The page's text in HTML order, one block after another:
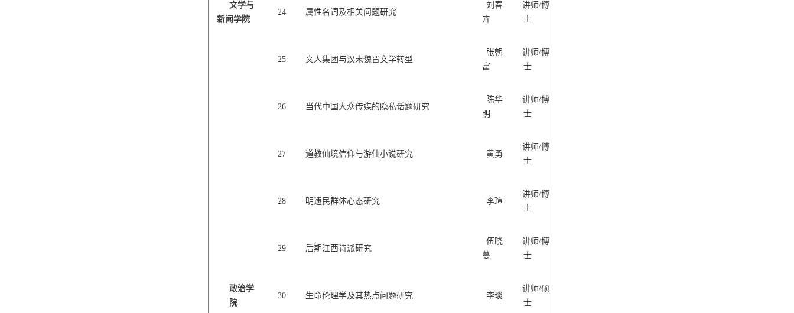
文学与
新闻学院
24 属性名词及相关问题研究
刘春
卉
讲师/博
士
25 文人集团与汉末魏晋文学转型
张朝
富
讲师/博
士
26 当代中国大众传媒的隐私话题研究
陈华
明
讲师/博
士
27 道教仙境信仰与游仙小说研究 黄勇
讲师/博
士
28 明遗民群体心态研究 李瑄
讲师/博
士
29 后期江西诗派研究
伍晓
蔓
讲师/博
士
政治学
院
30 生命伦理学及其热点问题研究 李琰
讲师/硕
士